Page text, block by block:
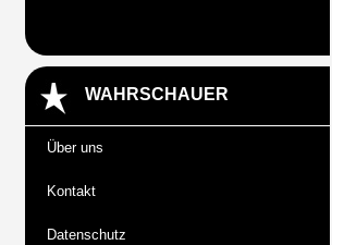
WAHRSCHAUER
Über uns
Kontakt
Datenschutz